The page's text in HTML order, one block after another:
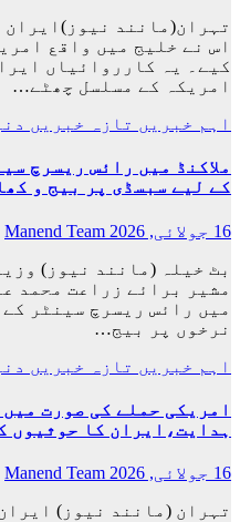
تہران(مانند نیوز)ایران
اس نے خلیج میں واقع
کیے۔ یہ کارروائیاں
امریکہ کے مسلسل چھٹے…
اہم خبریں تازہ خبریں
ملاکنڈ میں رائس ریسرچ
کے لیے سبسڈی پر بیج و
16 جولائی, 2026
Manend Team
بٹ خیلہ (مانند نیوز)
مشیر برائے زراعت محمد
میں رائس ریسرچ سینٹر
نرخوں پر بیج…
اہم خبریں تازہ خبریں
امریکی حملے کی صورت
ہدایت،ایران کا حوثیوں
16 جولائی, 2026
Manend Team
تہران (مانند نیوز)